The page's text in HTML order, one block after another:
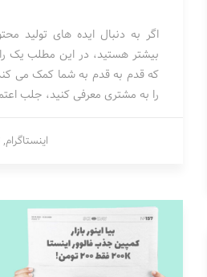
اگر به دنبال ایده های تولید
که قدم به قدم به شما کمک می
را به مشتری معرفی کنید، جلب
اینستاگرام,